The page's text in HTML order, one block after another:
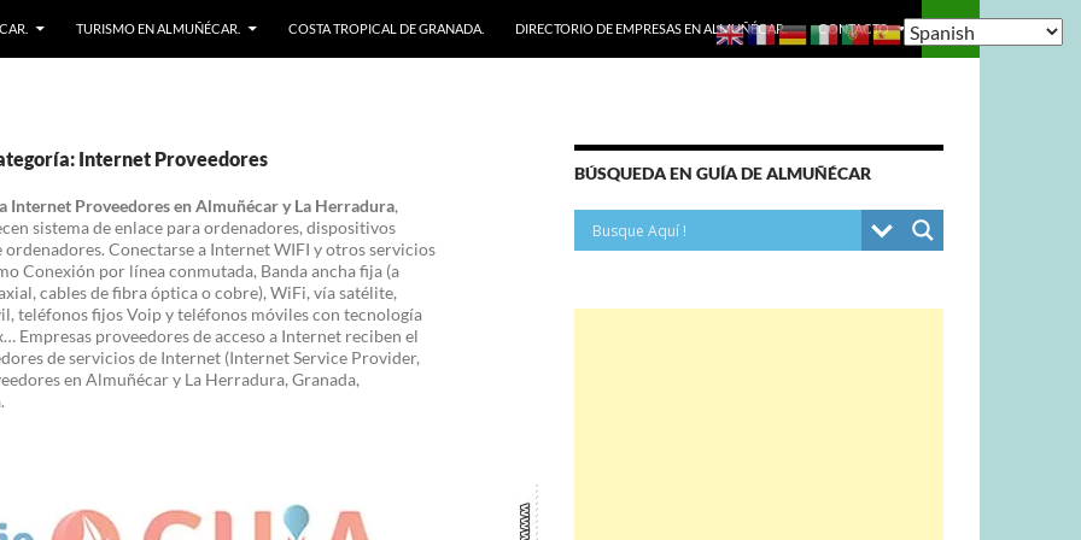
TURISMO EN ALMUÑÉCAR. COSTA TROPICAL DE GRANADA. DIRECTORIO DE EMPRESAS EN ALMUÑÉCAR. CONTACTO
Internet Proveedores
Internet Proveedores en Almuñécar y La Herradura,
sistema de enlace para ordenadores, dispositivos
ordenadores. Conectarse a Internet WIFI y otros servicios
Conexión por línea conmutada, Banda ancha fija (a
cables de fibra óptica o cobre), WiFi, vía satélite,
teléfonos fijos Voip y teléfonos móviles con tecnología
Empresas proveedores de acceso a Internet reciben el
de servicios de Internet (Internet Service Provider,
en Almuñécar y La Herradura, Granada,
BÚSQUEDA EN GUÍA DE ALMUÑÉCAR